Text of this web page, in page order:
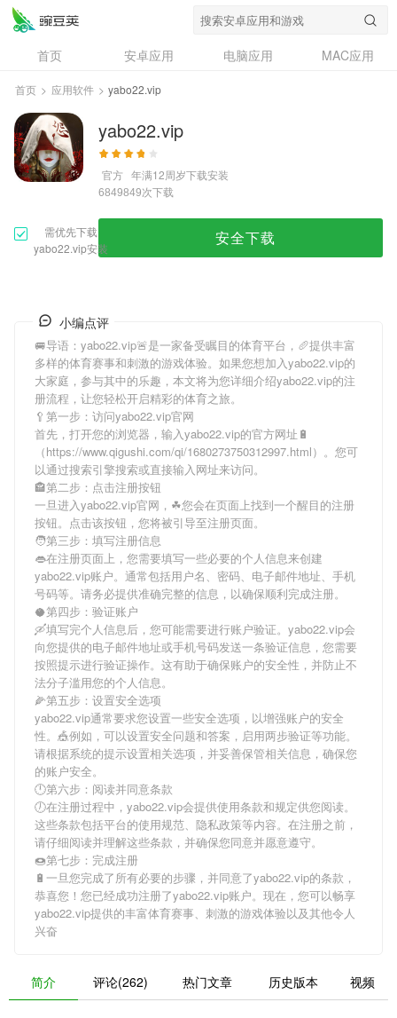
首页 安卓应用 电脑应用
MAC应用
资讯
专题
问答
首页 > 应用软件 > yabo22.vip
yabo22.vip
官方 年满12周岁下载安装
6849849次下载
需优先下载
yabo22.vip安装
安全下载
小编点评
🚐导语： yabo22.vip🚨是一家备受瞩目的体育平台，🥖提供丰富
多样的体育赛事和刺激的游戏体验。如果您想加入yabo22.vip的
大家庭，参与其中的乐趣，本文将为您详细介绍yabo22.vip的注
册流程，让您轻松开启精彩的体育之旅。
🥄第一步：访问yabo22.vip官网
首先，打开您的浏览器，输入yabo22.vip的官方网址🔋
（https://www.qigushi.com/qi/1680273750312997.html）。您可
以通过搜索引擎搜索或直接输入网址来访问。
🏤第二步：点击注册按钮
一旦进入yabo22.vip官网，☘您会在页面上找到一个醒目的注册
按钮。点击该按钮，您将被引导至注册页面。
🧑第三步：填写注册信息
👄在注册页面上，您需要填写一些必要的个人信息来创建
yabo22.vip账户。通常包括用户名、密码、电子邮件地址、手机
号码等。请务必提供准确完整的信息，以确保顺利完成注册。
🥥第四步：验证账户
🛶填写完个人信息后，您可能需要进行账户验证。 yabo22.vip会
向您提供的电子邮件地址或手机号码发送一条验证信息，您需要
按照提示进行验证操作。这有助于确保账户的安全性，并防止不
法分子滥用您的个人信息。
🌽第五步：设置安全选项
yabo22.vip通常要求您设置一些安全选项，以增强账户的安全
性。🎪例如，可以设置安全问题和答案，启用两步验证等功能。
请根据系统的提示设置相关选项，并妥善保管相关信息，确保您
的账户安全。
🕛第六步：阅读并同意条款
🕖在注册过程中， yabo22.vip会提供使用条款和规定供您阅读。
这些条款包括平台的使用规范、隐私政策等内容。在注册之前，
请仔细阅读并理解这些条款，并确保您同意并愿意遵守。
🍩第七步：完成注册
🔋一旦您完成了所有必要的步骤，并同意了yabo22.vip的条款，
恭喜您！您已经成功注册了yabo22.vip账户。现在，您可以畅享
yabo22.vip提供的丰富体育赛事、刺激的游戏体验以及其他令人
兴奋
简介 评论(262) 热门文章 历史版本 视频